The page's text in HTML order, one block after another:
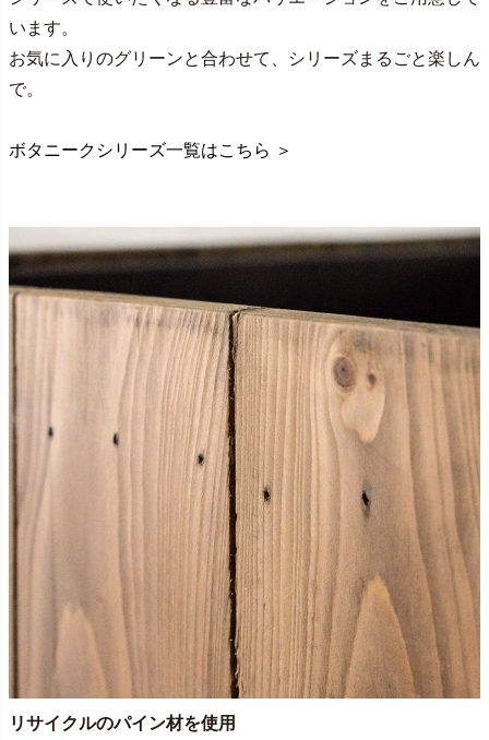
います。
お気に入りのグリーンと合わせて、シリーズまるごと楽しん
で。
ボタニークシリーズ一覧はこちら ＞
リサイクルのパイン材を使用